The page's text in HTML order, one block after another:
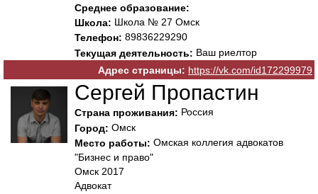
Среднее образование:
Школа: Школа № 27 Омск
Телефон: 89836229290
Текущая деятельность: Ваш риелтор
Адрес страницы: https://vk.com/id172299979
Сергей Пропастин
Страна проживания: Россия
Город: Омск
Место работы: Омская коллегия адвокатов
"Бизнес и право"
Омск 2017
Адвокат